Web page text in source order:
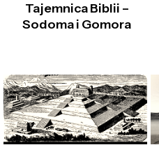
Tajemnica Biblii –
Sodoma i Gomora